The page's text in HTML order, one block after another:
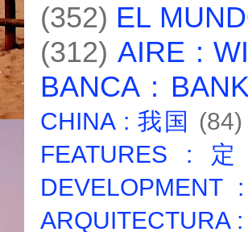
(352) EL
(312) AIRE :
BANCA :
CHINA : 我国 (84)
FEATURES :
ARQUITECTURA